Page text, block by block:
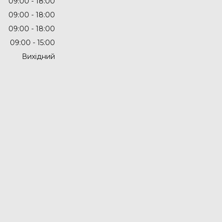
09:00
18:00
09:00
18:00
09:00
15:00
Вихідний